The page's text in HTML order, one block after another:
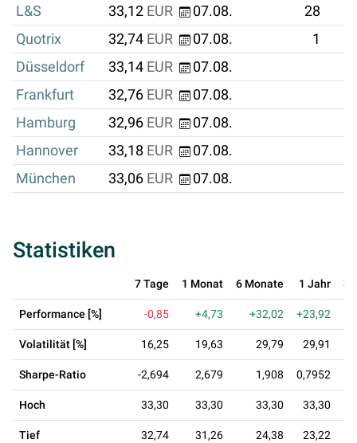
L&S
33,12 EUR 07.08.
28
Quotrix
32,74 EUR 07.08.
1
Düsseldorf
33,14 EUR
07.08.
Frankfurt
32,76 EUR
07.08.
Hamburg
32,96 EUR
07.08.
Hannover
33,18 EUR
07.08.
München
33,06 EUR 07.08.
Statistiken
7 Tage 1 Monat 6 Monate 1 Jahr 3
Performance [%] -0,85 +4,73 +32,02 +23,92
Volatilität [%] 16,25 19,63 29,79 29,91
Sharpe-Ratio -2,694 2,679 1,908 0,7952
Hoch 33,30 33,30 33,30 33,30
Tief 32,74 31,26 24,38 23,22